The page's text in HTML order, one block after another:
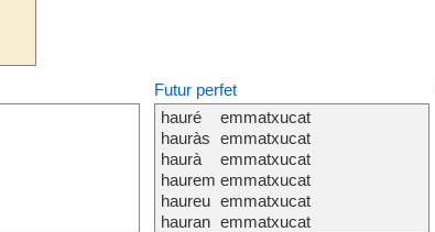
Futur perfet
hauré
hauràs
haurà
haurem
haureu
hauran
emmatxucat
emmatxucat
emmatxucat
emmatxucat
emmatxucat
emmatxucat